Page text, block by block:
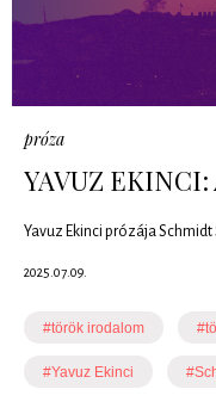
próza
YAVUZ EKINCI:
Yavuz Ekinci prózája
2025.07.09.
#török irodalom
#Yavuz Ekinci